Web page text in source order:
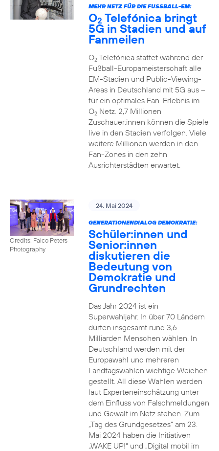
MEHR NETZ FÜR DIE FUSSBALL-EM:
O2 Telefónica bringt
5G in Stadien und auf
Fanmeilen
O2Telefónica stattet während der
Fußball-Europameisterschaft alle
EM-Stadien und Public-Viewing-
Areas in Deutschland mit 5G aus –
für ein optimales Fan-Erlebnis im
O2Netz. 2,7 Millionen
Zuschauer:innen können die Spiele
live in den Stadien verfolgen. Viele
weitere Millionen werden in den
Fan-Zones in den zehn
Ausrichterstädten erwartet.
Credits: Falco Peters
Photography
24. Mai 2024
GENERATIONENDIALOG DEMOKRATIE:
Schüler:innen und
Senior:innen
diskutieren die
Bedeutung von
Demokratie und
Grundrechten
Das Jahr 2024 ist ein
Superwahljahr. In über 70 Ländern
dürfen insgesamt rund 3,6
Milliarden Menschen wählen. In
Deutschland werden mit der
Europawahl und mehreren
Landtagswahlen wichtige Weichen
gestellt. All diese Wahlen werden
laut Experteneinschätzung unter
dem Einfluss von Falschmeldungen
und Gewalt im Netz stehen. Zum
„Tag des Grundgesetzes“ am 23.
Mai 2024 haben die Initiativen
„WAKE UP!“ und „Digital mobil im